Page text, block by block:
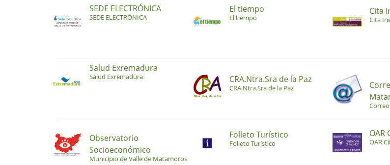
SEDE ELECTRÓNICA
SEDE ELECTRÓNICA
El tiempo
El tiempo
Cita
Cita
Salud Exremadura
Salud Exremadura CRA.Ntra.Sra de la Paz
CRA.Ntra.Sra de la Paz
Observatorio
Socioeconómico
Municipio de Valle de Matamoros
Folleto Turístico
Folleto Turístico
OAR
OAR